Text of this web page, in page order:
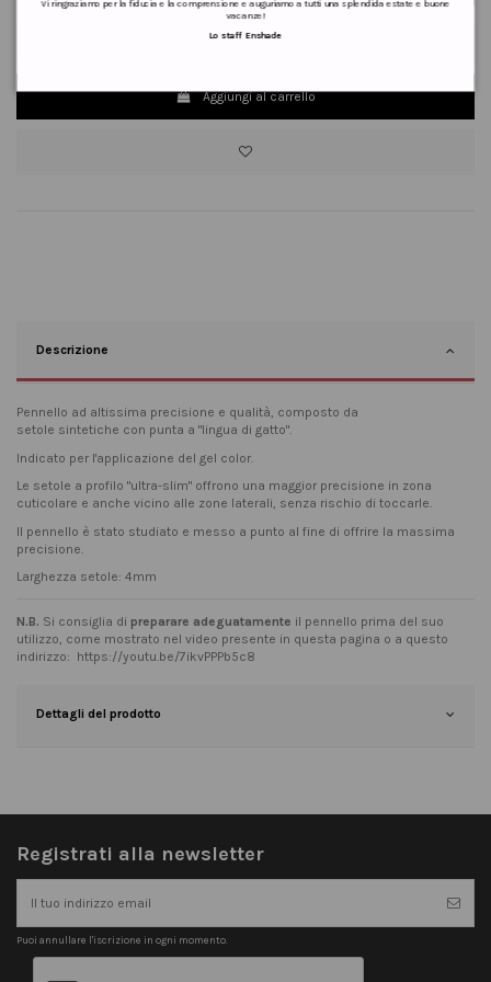
Aggiungi al carrello
Descrizione
Pennello ad altissima precisione e qualità, composto da
setole sintetiche con punta a "lingua di gatto".
Indicato per l'applicazione del gel color.
Le setole a profilo "ultra-slim" offrono una maggior precisione in zona
cuticolare e anche vicino alle zone laterali, senza rischio di toccarle.
Il pennello è stato studiato e messo a punto al fine di offrire la massima
precisione.
Larghezza setole: 4mm
N.B. Si consiglia di preparare adeguatamente il pennello prima del suo
utilizzo, come mostrato nel video presente in questa pagina o a questo
indirizzo: https://youtu.be/7ikvPPPb5c8
Dettagli del prodotto
Registrati alla newsletter
Puoi annullare l'iscrizione in ogni momento.
Vi ringraziamo per la fiducia e la comprensione e auguriamo a tutti una splendida estate e buone
vacanze!
Lo staff Enshade